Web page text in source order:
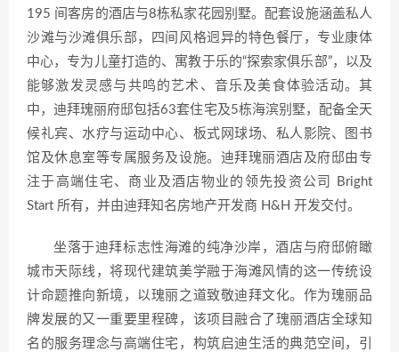
195 间客房的酒店与8栋私家花园别墅。配套设施涵盖私人
沙滩与沙滩俱乐部，四间风格迥异的特色餐厅，专业康体
中心，专为儿童打造的、寓教于乐的“探索家俱乐部”，以及
能够激发灵感与共鸣的艺术、音乐及美食体验活动。其
中，迪拜瑰丽府邸包括63套住宅及5栋海滨别墅，配备全天
候礼宾、水疗与运动中心、板式网球场、私人影院、图书
馆及休息室等专属服务及设施。迪拜瑰丽酒店及府邸由专
注于高端住宅、商业及酒店物业的领先投资公司 Bright
Start 所有，并由迪拜知名房地产开发商 H&H 开发交付。
坐落于迪拜标志性海滩的纯净沙岸，酒店与府邸俯瞰
城市天际线，将现代建筑美学融于海滩风情的这一传统设
计命题推向新境，以瑰丽之道致敬迪拜文化。作为瑰丽品
牌发展的又一重要里程碑，该项目融合了瑰丽酒店全球知
名的服务理念与高端住宅，构筑启迪生活的典范空间，引